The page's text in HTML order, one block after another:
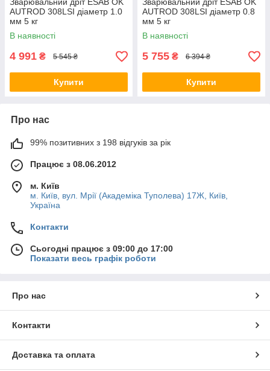
Зварювальний дріт ESAB OK
AUTROD 308LSI діаметр 1.0
мм 5 кг
В наявності
4 991 ₴ 5 545 ₴
Купити
Зварювальний дріт ESAB OK
AUTROD 308LSI діаметр 0.8
мм 5 кг
В наявності
5 755 ₴ 6 394 ₴
Купити
Про нас
99% позитивних з 198 відгуків за рік
Працює з 08.06.2012
м. Київ
м. Київ, вул. Мрії (Академіка Туполева) 17Ж, Київ,
Україна
Контакти
Сьогодні працює з 09:00 до 17:00
Показати весь графік роботи
Про нас
Контакти
Доставка та оплата